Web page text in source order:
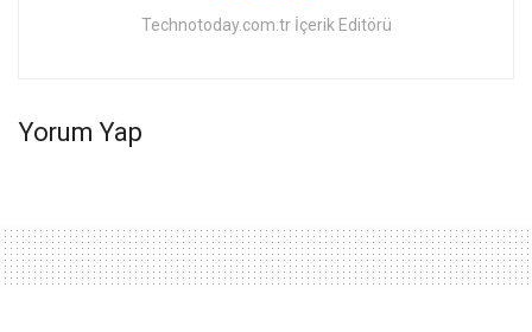
Technotoday.com.tr İçerik Editörü
Yorum Yap